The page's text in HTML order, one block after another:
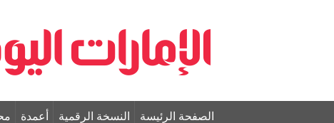
الصفحة الرئيسة النسخة الرقمية أعمدة